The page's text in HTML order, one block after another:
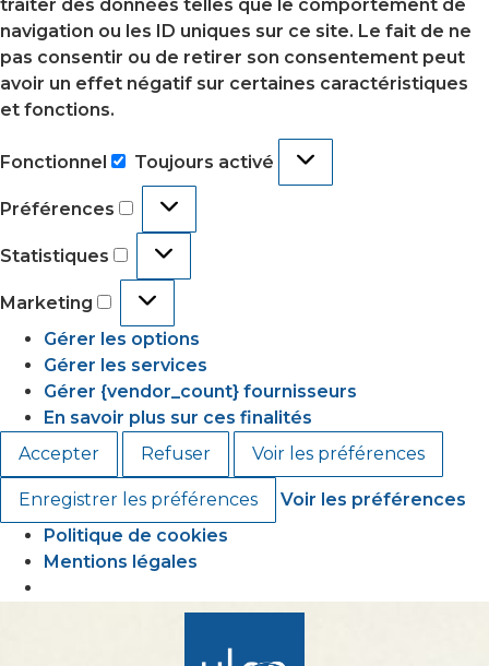
traiter des données telles que le comportement de
navigation ou les ID uniques sur ce site. Le fait de ne
pas consentir ou de retirer son consentement peut
avoir un effet négatif sur certaines caractéristiques
et fonctions.
Fonctionnel Toujours activé
Préférences
Statistiques
Marketing
Gérer les options
Gérer les services
Gérer {vendor_count} fournisseurs
En savoir plus sur ces finalités
Accepter
Refuser Voir les préférences
Enregistrer les préférences
Voir les préférences
Politique de cookies
Mentions légales